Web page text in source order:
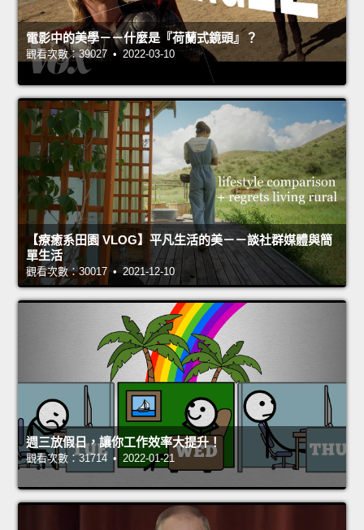
電影中的美學－－什麼是『荷蘭式鏡頭』？
觀看次數：39027 • 2022-03-10
【療癒系田園 VLOG】平凡生活的美－－談社群媒體與簡
單生活
觀看次數：30017 • 2021-12-10
週三放假日，讓你工作效率大提升！
觀看次數：31714 • 2022-01-21